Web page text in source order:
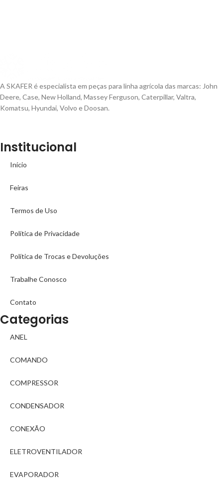
A SKAFER é especialista em peças para linha agrícola das marcas: John
Deere, Case, New Holland, Massey Ferguson, Caterpillar, Valtra,
Komatsu, Hyundai, Volvo e Doosan.
Institucional
Início
Feiras
Termos de Uso
Política de Privacidade
Política de Trocas e Devoluções
Trabalhe Conosco
Contato
Categorias
ANEL
COMANDO
COMPRESSOR
CONDENSADOR
CONEXÃO
ELETROVENTILADOR
EVAPORADOR